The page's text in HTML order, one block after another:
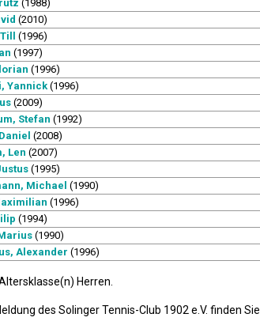
(1988)
(2010)
(1996)
(1997)
(1996)
Yannick(1996)
(2009)
Stefan (1992)
(2008)
Len (2007)
(1995)
Michael (1990)
(1996)
(1994)
(1990)
Alexander (1996)
Herren.
des Solinger Tennis-Club 1902 e.V. finden Sie